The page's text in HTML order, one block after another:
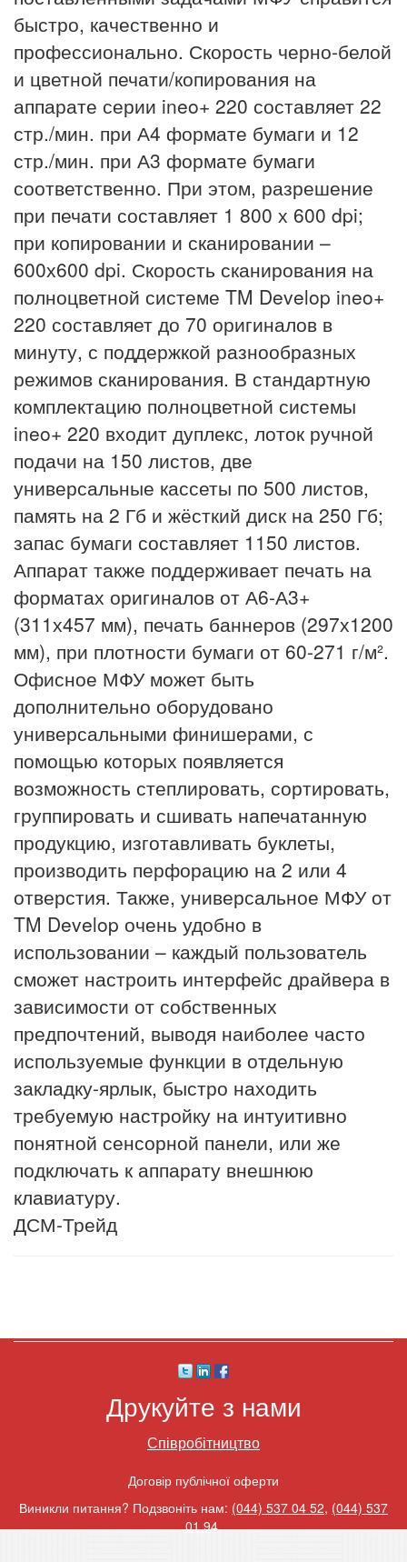
быстро, качественно и
профессионально. Скорость черно-белой
и цветной печати/копирования на
аппарате серии ineo+ 220 составляет 22
стр./мин. при А4 формате бумаги и 12
стр./мин. при А3 формате бумаги
соответственно. При этом, разрешение
при печати составляет 1 800 х 600 dpi;
при копировании и сканировании –
600х600 dpi. Скорость сканирования на
полноцветной системе TM Develop ineo+
220 составляет до 70 оригиналов в
минуту, с поддержкой разнообразных
режимов сканирования. В стандартную
комплектацию полноцветной системы
ineo+ 220 входит дуплекс, лоток ручной
подачи на 150 листов, две
универсальные кассеты по 500 листов,
память на 2 Гб и жёсткий диск на 250 Гб;
запас бумаги составляет 1150 листов.
Аппарат также поддерживает печать на
форматах оригиналов от А6-А3+
(311х457 мм), печать баннеров (297х1200
мм), при плотности бумаги от 60-271 г/м².
Офисное МФУ может быть
дополнительно оборудовано
универсальными финишерами, с
помощью которых появляется
возможность степлировать, сортировать,
группировать и сшивать напечатанную
продукцию, изготавливать буклеты,
производить перфорацию на 2 или 4
отверстия. Также, универсальное МФУ от
TM Develop очень удобно в
использовании – каждый пользователь
сможет настроить интерфейс драйвера в
зависимости от собственных
предпочтений, выводя наиболее часто
используемые функции в отдельную
закладку-ярлык, быстро находить
требуемую настройку на интуитивно
понятной сенсорной панели, или же
подключать к аппарату внешнюю
клавиатуру.
ДСМ-Трейд
Друкуйте з нами
Співробітництво
Договір публічної оферти
Виникли питання? Подзвоніть нам: (044) 537 04 52, (044) 537
01 94.